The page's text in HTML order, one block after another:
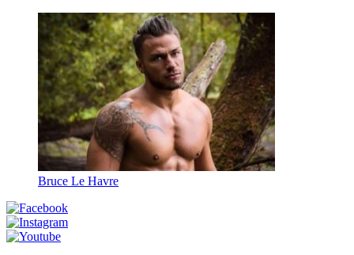
Bruce Le Havre